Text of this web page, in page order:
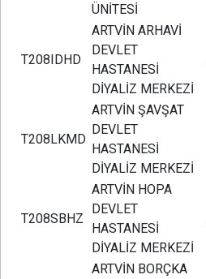
ÜNİTESİ
T208IDHD
ARTVİN ARHAVİ
DEVLET
HASTANESİ
DİYALİZ MERKEZİ
T208LKMD
ARTVİN ŞAVŞAT
DEVLET
HASTANESİ
DİYALİZ MERKEZİ
T208SBHZ
ARTVİN HOPA
DEVLET
HASTANESİ
DİYALİZ MERKEZİ
ARTVİN BORÇKA